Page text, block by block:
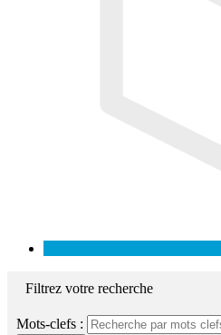
Filtrez votre recherche
Mots-clefs :